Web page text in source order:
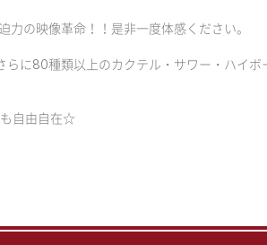
力の映像革命！！是非一度体感ください。
らに80種類以上のカクテル・サワー・ハイ
自由自在☆